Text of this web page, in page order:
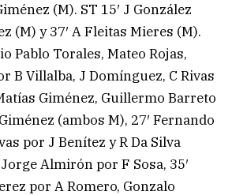
(M). ST 15′ J González
(M) y 37′ A Fleitas Mieres (M).
Pablo Torales, Mateo Rojas,
B Villalba, J Domínguez, C Rivas
Giménez, Guillermo Barreto
(ambos M), 27′ Fernando
por J Benítez y R Da Silva
Almirón por F Sosa, 35′
por A Romero, Gonzalo